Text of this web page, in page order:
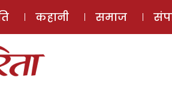
कहानी समाज